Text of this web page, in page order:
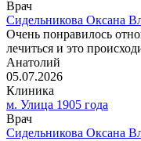
Врач
Сидельникова Оксана
Очень понравилось
лечиться и это
Анатолий
05.07.2026
Клиника
м. Улица 1905 года
Врач
Сидельникова Оксана